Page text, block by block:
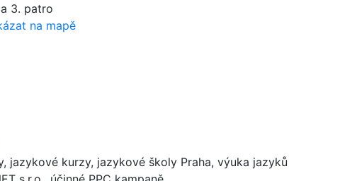
a 3. patro
na mapě
kurzy, jazykové školy Praha, výuka jazyků